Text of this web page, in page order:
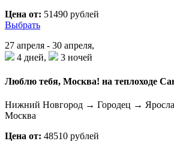
Цена от: 51490 рублей
Выбрать
27 апреля - 30 апреля,
4 дней,
3 ночей
Люблю тебя, Москва! на теплоходе
Нижний Новгород → Городец →
Москва
Цена от: 48510 рублей